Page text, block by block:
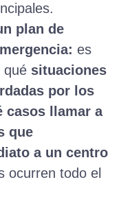
plan de
es
qué situaciones
por los
casos llamar a
que
a un centro
ocurren todo el